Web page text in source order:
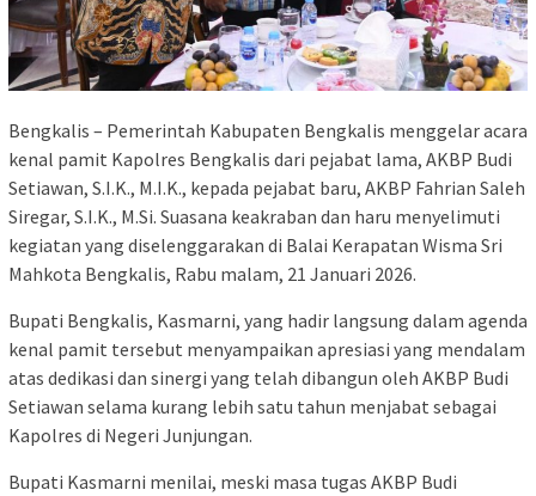
Bengkalis – Pemerintah Kabupaten Bengkalis menggelar acara
kenal pamit Kapolres Bengkalis dari pejabat lama, AKBP Budi
Setiawan, S.I.K., M.I.K., kepada pejabat baru, AKBP Fahrian Saleh
Siregar, S.I.K., M.Si. Suasana keakraban dan haru menyelimuti
kegiatan yang diselenggarakan di Balai Kerapatan Wisma Sri
Mahkota Bengkalis, Rabu malam, 21 Januari 2026.
Bupati Bengkalis, Kasmarni, yang hadir langsung dalam agenda
kenal pamit tersebut menyampaikan apresiasi yang mendalam
atas dedikasi dan sinergi yang telah dibangun oleh AKBP Budi
Setiawan selama kurang lebih satu tahun menjabat sebagai
Kapolres di Negeri Junjungan.
Bupati Kasmarni menilai, meski masa tugas AKBP Budi